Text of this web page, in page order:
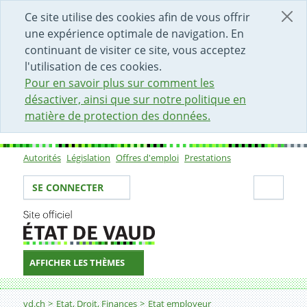
Ce site utilise des cookies afin de vous offrir
une expérience optimale de navigation. En
continuant de visiter ce site, vous acceptez
l'utilisation de ces cookies.
Pour en savoir plus sur comment les
désactiver, ainsi que sur notre politique en
matière de protection des données.
DÉBUT DU CONTENU DE LA PAGE
ACCÈS AU CHAMP DE RECHERCHE
PAGE D'ACCUEIL
FORMULAIRE DE CONTACT
Sous-navigation
Autorités Législation Offres d'emploi Prestations
Votre identité
SE CONNECTER
AFFICHER LES THÈMES
Fil d'Ariane
vd.ch Etat, Droit, Finances Etat employeur